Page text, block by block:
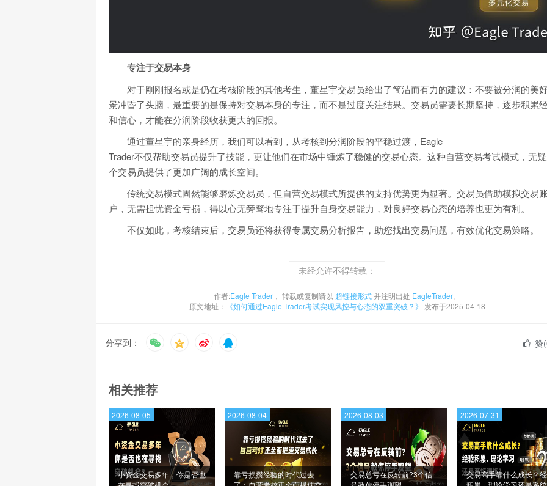
专注于交易本身
对于刚刚报名或是仍在考核阶段的其他考生，董星宇交易员给出了简洁而有力的建议：不要被分润的美
景冲昏了头脑，最重要的是保持对交易本身的专注，而不是过度关注结果。交易员需要长期坚持，逐步积累
和信心，才能在分润阶段收获更大的回报。
通过董星宇的亲身经历，我们可以看到，从考核到分润阶段的平稳过渡，Eagle
Trader不仅帮助交易员提升了技能，更让他们在市场中锤炼了稳健的交易心态。这种自营交易考试模式，无
个交易员提供了更加广阔的成长空间。
传统交易模式固然能够磨炼交易员，但自营交易模式所提供的支持优势更为显著。交易员借助模拟交易账
户，无需担忧资金亏损，得以心无旁骛地专注于提升自身交易能力，对良好交易心态的培养也更为有利。
不仅如此，考核结束后，交易员还将获得专属交易分析报告，助您找出交易问题，有效优化交易策略。
未经允许不得转载：
作者:Eagle Trader ， 转载或复制请以 超链接形式并注明出处 EagleTrader。
原文地址：
《如何通过Eagle Trader考试实现风控与心态的双重突破？》 发布于2025-04-18
分享到： 赞(
相关推荐
小资金交易多年，你是否也
2026-08-05
靠亏损攒经验的时代过去
2026-08-04
交易总亏在反转前?3个信
2026-08-03
交易高手靠什么成长？
2026-07-31